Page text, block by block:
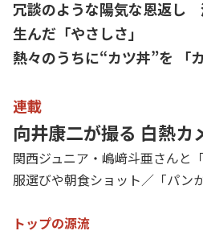
冗談のような陽気な恩返し
生んだ「やさしさ」
熱々のうちに“カツ丼”を 「
連載
向井康二が撮る 白熱カ
関西ジュニア・嶋﨑斗亜さんと
服選びや朝食ショット／「パン
トップの源流